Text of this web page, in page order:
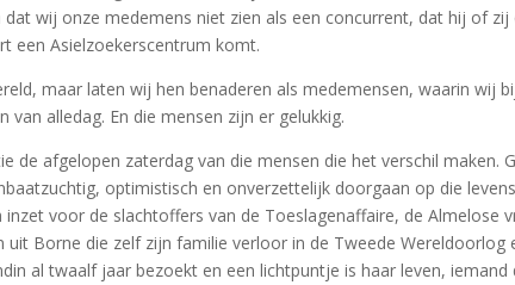
wij onze medemens niet zien als een concurrent, dat hij of
een Asielzoekerscentrum komt.
maar laten wij hen benaderen als medemensen, waarin wij
alledag. En die mensen zijn er gelukkig.
de afgelopen zaterdag van die mensen die het verschil
optimistisch en onverzettelijk doorgaan op die
voor de slachtoffers van de Toeslagenaffaire, de Almelose
Borne die zelf zijn familie verloor in de Tweede
al twaalf jaar bezoekt en een lichtpuntje is haar leven,